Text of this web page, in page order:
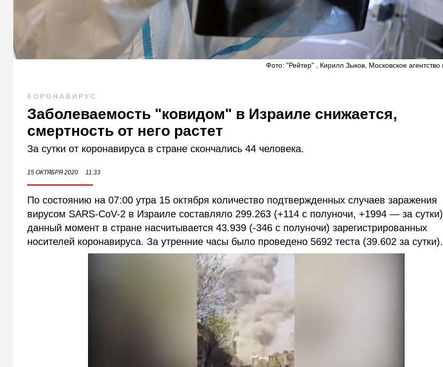
Фото: "Рейтер" , Кирилл Зыков, Московское агентство
КОРОНАВИРУС
Заболеваемость "ковидом" в Израиле снижается,
смертность от него растет
За сутки от коронавируса в стране скончались 44 человека.
15 ОКТЯБРЯ 2020 11:33
По состоянию на 07:00 утра 15 октября количество подтвержденных случаев заражения
вирусом SARS-CoV-2 в Израиле составляло 299.263 (+114 с полуночи, +1994 — за
данный момент в стране насчитывается 43.939 (-346 с полуночи) зарегистрированных
носителей коронавируса. За утренние часы было проведено 5692 теста (39.602 за сутки).